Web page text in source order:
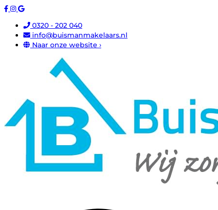
0320 - 202 040
info@buismanmakelaars.nl
Naar onze website ›